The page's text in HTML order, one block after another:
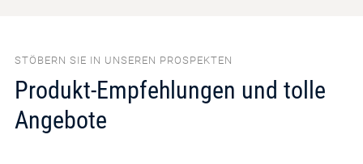
STÖBERN SIE IN UNSEREN PROSPEKTEN
Produkt-Empfehlungen und tolle
Angebote